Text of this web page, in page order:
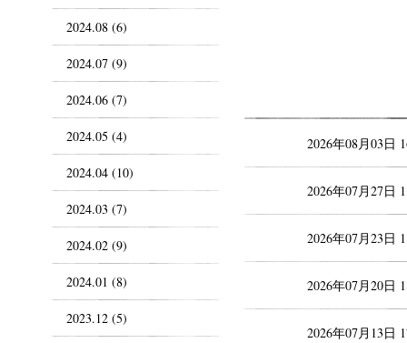
2026年08月03日
2026年07月27日
2026年07月23日
2026年07月20日
2026年07月13日
2024.08 (6)
2024.07 (9)
2024.06 (7)
2024.05 (4)
2024.04 (10)
2024.03 (7)
2024.02 (9)
2024.01 (8)
2023.12 (5)